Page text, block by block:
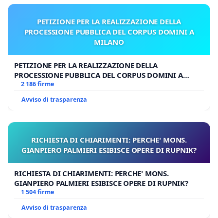
riferimento al can. 212.1 (I fedeli sono liberi di
manifestare ai Pastori della Chiesa le proprie necessità,
soprattutto spirituali, e i propri desideri) ci
permettiamo di chiederVi:
1) se eravate già a conoscenza dei seguenti fatti,
PETIZIONE PER LA REALIZZAZIONE DELLA
PROCESSIONE PUBBLICA DEL CORPUS DOMINI A
MILANO
PETIZIONE PER LA REALIZZAZIONE DELLA
PROCESSIONE PUBBLICA DEL CORPUS DOMINI A
MILANO
2 186 firme
Avviso di trasparenza
RICHIESTA DI CHIARIMENTI: PERCHE' MONS.
GIANPIERO PALMIERI ESIBISCE OPERE DI RUPNIK?
RICHIESTA DI CHIARIMENTI: PERCHE' MONS.
GIANPIERO PALMIERI ESIBISCE OPERE DI RUPNIK?
1 504 firme
Avviso di trasparenza